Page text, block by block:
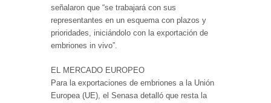
señalaron que “se trabajará con sus
representantes en un esquema con plazos y
prioridades, iniciándolo con la exportación de
embriones in vivo”.
EL MERCADO EUROPEO
Para la exportaciones de embriones a la Unión
Europea (UE), el Senasa detalló que resta la